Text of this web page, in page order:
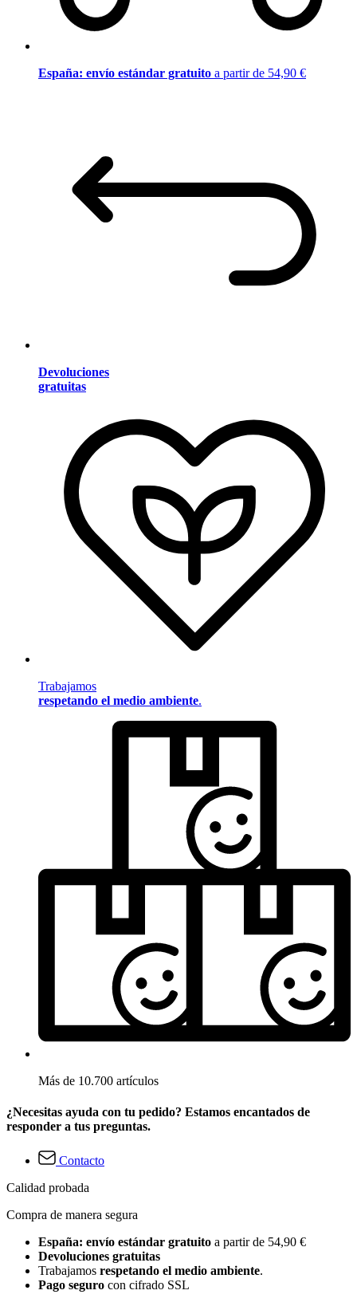
España: envío estándar gratuito a partir de 54,90 €
Devoluciones
gratuitas
Trabajamos
respetando el medio ambiente.
Más de 10.700 artículos
¿Necesitas ayuda con tu pedido? Estamos encantados de
responder a tus preguntas.
Contacto
Calidad probada
Compra de manera segura
España: envío estándar gratuito a partir de 54,90 €
Devoluciones gratuitas
Trabajamos respetando el medio ambiente.
Pago seguro con cifrado SSL